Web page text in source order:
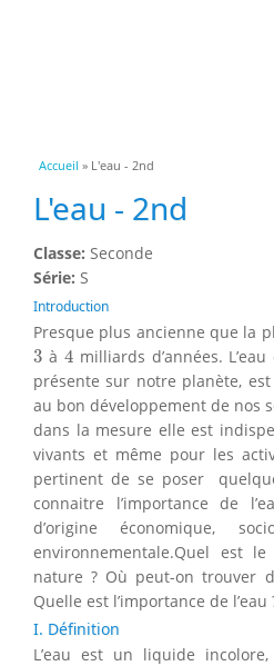
Vous êtes ici
Accueil » L'eau - 2nd
L'eau - 2nd
Classe: Seconde
Série: S
Introduction
Presque plus ancienne que la
3
3 à 44milliards d’années.
présente sur notre planète,
au bon développement de nos
dans la mesure elle est
vivants et même pour les
pertinent de se poser
connaitre l’importance de
d’origine économique,
environnementale.Quel est
nature ? Où peut-on trouver
Quelle est l’importance de l’eau
I. Définition
L’eau est un liquide